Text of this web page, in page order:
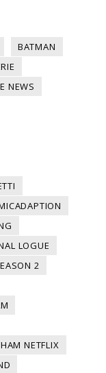
BATMAN
NEWS
LOGUE
2
NETFLIX